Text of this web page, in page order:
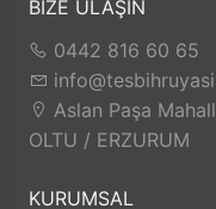
için değerli olan
alışveriş
Hızlı Kargo
gün kargolanarak
ürünlere
BİZE ULAŞIN
0442 816 60 65
Aslan Paşa
OLTU / ERZURUM
KURUMSAL